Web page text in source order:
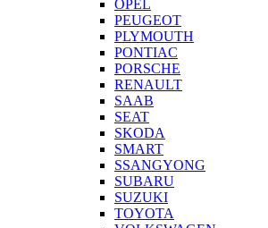
OPEL
PEUGEOT
PLYMOUTH
PONTIAC
PORSCHE
RENAULT
SAAB
SEAT
SKODA
SMART
SSANGYONG
SUBARU
SUZUKI
TOYOTA